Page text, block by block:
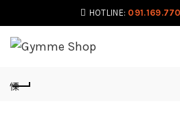
HOTLINE: